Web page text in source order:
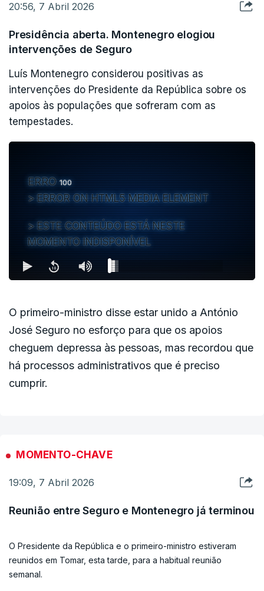
20:56, 7 Abril 2026
Presidência aberta. Montenegro elogiou
intervenções de Seguro
Luís Montenegro considerou positivas as
intervenções do Presidente da República sobre os
apoios às populações que sofreram com as
tempestades.
ERRO100
ERROR ON HTML5 MEDIA ELEMENT
ESTE CONTEÚDO ESTÁ NESTE
MOMENTO INDISPONÍVEL
O primeiro-ministro disse estar unido a António
José Seguro no esforço para que os apoios
cheguem depressa às pessoas, mas recordou que
há processos administrativos que é preciso
cumprir.
MOMENTO-CHAVE
19:09, 7 Abril 2026
Reunião entre Seguro e Montenegro já terminou
O Presidente da República e o primeiro-ministro estiveram
reunidos em Tomar, esta tarde, para a habitual reunião
semanal.